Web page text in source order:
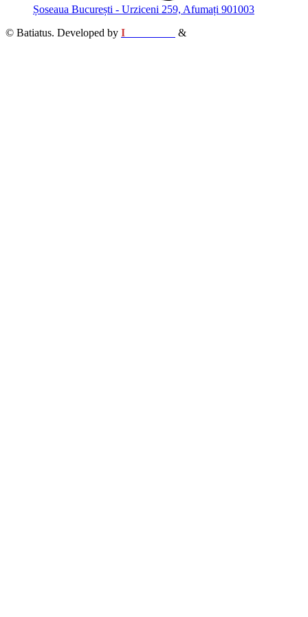
Șoseaua București - Urziceni 259, Afumați 901003
© Batiatus. Developed by I &